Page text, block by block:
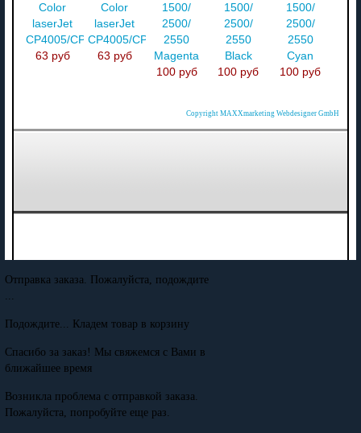
Color
laserJet
CP4005/CP4005n/CP4005dn
63 руб
Color
laserJet
CP4005/CP4005n/CP4005dn
63 руб
1500/
2500/
2550
Magenta
100 руб
1500/
2500/
2550
Black
100 руб
1500/
2500/
2550
Cyan
100 руб
Copyright MAXXmarketing Webdesigner GmbH
Отправка заказа. Пожалуйста, подождите
...
Подождите... Кладем товар в корзину
Спасибо за заказ! Мы свяжемся с Вами в
ближайшее время
Возникла проблема с отправкой заказа.
Пожалуйста, попробуйте еще раз.